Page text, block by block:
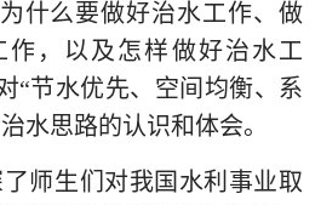
什么要做好治水工作、做
，以及怎样做好治水工
“节水优先、空间均衡、系
水思路的认识和体会。
师生们对我国水利事业取